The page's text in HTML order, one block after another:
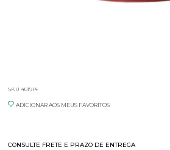
SKU 401914
ADICIONAR AOS MEUS FAVORITOS
CONSULTE FRETE E PRAZO DE ENTREGA